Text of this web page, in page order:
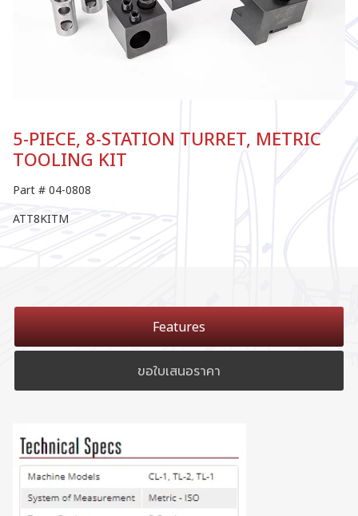
5-PIECE, 8-STATION TURRET, METRIC
TOOLING KIT
Part # 04-0808
ATT8KITM
Features
ขอใบเสนอราคา